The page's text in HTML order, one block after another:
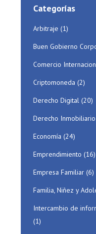
Categorías
Arbitraje (1)
Buen Gobierno
Comercio
Criptomoneda (2)
Derecho Digital (20)
Derecho Inmobiliario
Economía (24)
Emprendimiento (16)
Empresa Familiar (6)
Familia, Niñez y
Intercambio de
(1)